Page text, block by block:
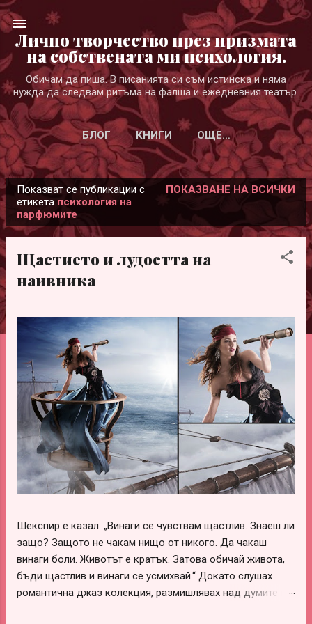
Пропускане към основното съдържание
Лично творчество през призмата
на собствената ми психология.
Обичам да пиша. В писанията си съм истинска и няма
нужда да следвам ритъма на фалша и ежедневния театър.
БЛОГ КНИГИ ОЩЕ…
б
Показват се публикации с
етикета психология на
парфюмите
ПОКАЗВАНЕ НА ВСИЧКИ
Щастието и лудостта на
наивника
Шекспир е казал: „Винаги се чувствам щастлив. Знаеш ли
защо? Защото не чакам нищо от никого. Да чакаш
винаги боли. Животът е кратък. Затова обичай живота,
бъди щастлив и винаги се усмихвай.“ Докато слушах
романтична джаз колекция, размишлявах над думите на